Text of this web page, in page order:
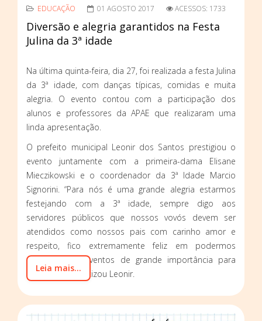
EDUCAÇÃO 01 AGOSTO 2017 ACESSOS: 1733
Diversão e alegria garantidos na Festa
Julina da 3ª idade
Na última quinta-feira, dia 27, foi realizada a festa Julina
da 3ª idade, com danças típicas, comidas e muita
alegria. O evento contou com a participação dos
alunos e professores da APAE que realizaram uma
linda apresentação.
O prefeito municipal Leonir dos Santos prestigiou o
evento juntamente com a primeira-dama Elisane
Mieczikowski e o coordenador da 3ª Idade Marcio
Signorini. “Para nós é uma grande alegria estarmos
festejando com a 3ª idade, sempre digo aos
servidores públicos que nossos vovós devem ser
atendidos como nossos pais com carinho amor e
respeito, fico extremamente feliz em podermos
realizar estes eventos de grande importância para
todos nós”, enfatizou Leonir.
Leia mais...